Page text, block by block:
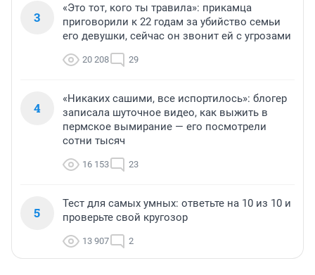
3
«Это тот, кого ты травила»: прикамца
приговорили к 22 годам за убийство семьи
его девушки, сейчас он звонит ей с угрозами
20 208 29
4
«Никаких сашими, все испортилось»: блогер
записала шуточное видео, как выжить в
пермское вымирание — его посмотрели
сотни тысяч
16 153 23
5
Тест для самых умных: ответьте на 10 из 10 и
проверьте свой кругозор
13 907 2